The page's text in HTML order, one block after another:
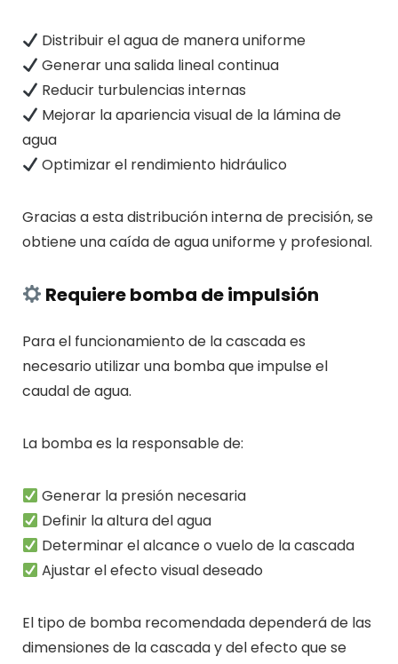
Distribuir el agua de manera uniforme
Generar una salida lineal continua
Reducir turbulencias internas
Mejorar la apariencia visual de la lámina de
agua
Optimizar el rendimiento hidráulico
Gracias a esta distribución interna de precisión, se
obtiene una caída de agua uniforme y profesional.
Requiere bomba de impulsión
Para el funcionamiento de la cascada es
necesario utilizar una bomba que impulse el
caudal de agua.
La bomba es la responsable de:
Generar la presión necesaria
Definir la altura del agua
Determinar el alcance o vuelo de la cascada
Ajustar el efecto visual deseado
El tipo de bomba recomendada dependerá de las
dimensiones de la cascada y del efecto que se